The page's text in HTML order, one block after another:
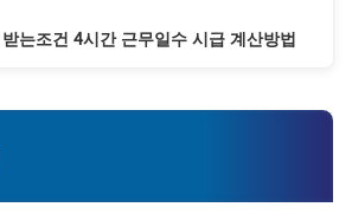
는조건 4시간 근무일수 시급 계산방법